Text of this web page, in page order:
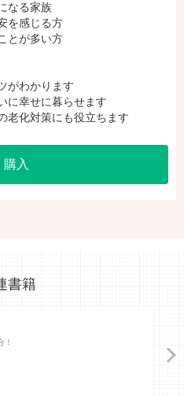
なる家族
を感じる方
とが多い方
がわかります
に幸せに暮らせます
老化対策にも役立ちます
購入
書籍
！